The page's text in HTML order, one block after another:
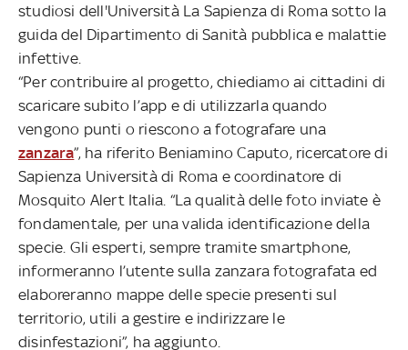
studiosi dell'Università La Sapienza di Roma sotto la
guida del Dipartimento di Sanità pubblica e malattie
infettive.
“Per contribuire al progetto, chiediamo ai cittadini di
scaricare subito l’app e di utilizzarla quando
vengono punti o riescono a fotografare una
zanzara”, ha riferito Beniamino Caputo, ricercatore di
Sapienza Università di Roma e coordinatore di
Mosquito Alert Italia. “La qualità delle foto inviate è
fondamentale, per una valida identificazione della
specie. Gli esperti, sempre tramite smartphone,
informeranno l’utente sulla zanzara fotografata ed
elaboreranno mappe delle specie presenti sul
territorio, utili a gestire e indirizzare le
disinfestazioni”, ha aggiunto.